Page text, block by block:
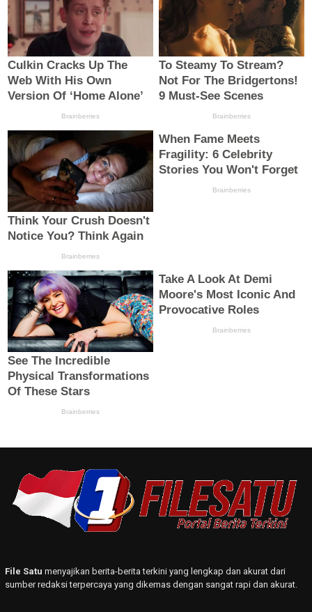
File Satu menyajikan berita-berita terkini yang lengkap dan akurat dari
sumber redaksi terpercaya yang dikemas dengan sangat rapi dan akurat.